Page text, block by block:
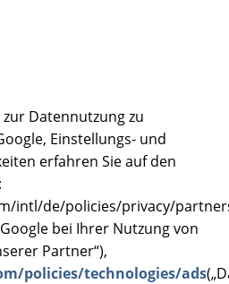
Datennutzung zu
Einstellungs- und
erfahren Sie auf den
intl/de/policies/privacy/
bei Ihrer Nutzung von
Partner“),
policies/technologies/ads